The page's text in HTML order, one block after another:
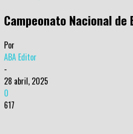
Campeonato Nacional de
Por
ABA Editor
-
28 abril, 2025
0
617